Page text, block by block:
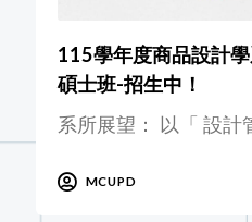
115學年度商品設計
碩士班-招生中！
系所展望： 以「 設
MCUPD